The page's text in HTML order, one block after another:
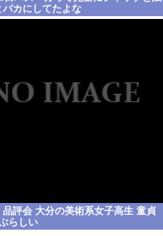
バカにしてたよな
品評会 大分の美術系女子高生 童貞
らしい